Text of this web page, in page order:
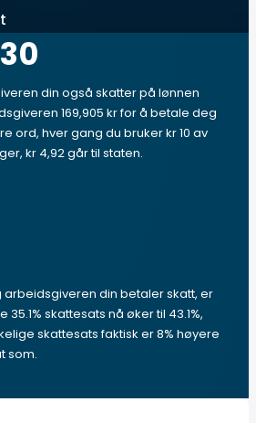
din også skatter på lønnen
169,905 kr for å betale deg
ord, hver gang du bruker kr 10 av
kr 4,92 går til staten.
arbeidsgiveren din betaler skatt, er
skattesats nå øker til 43.1%,
skattesats faktisk er 8% høyere
som.